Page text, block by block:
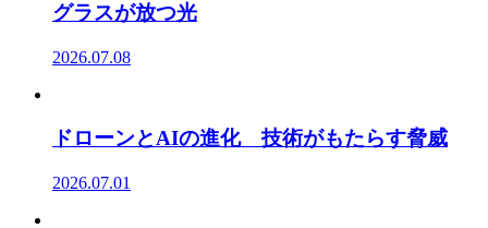
グラスが放つ光
2026.07.08
ドローンとAIの進化 技術がもたらす脅威
2026.07.01